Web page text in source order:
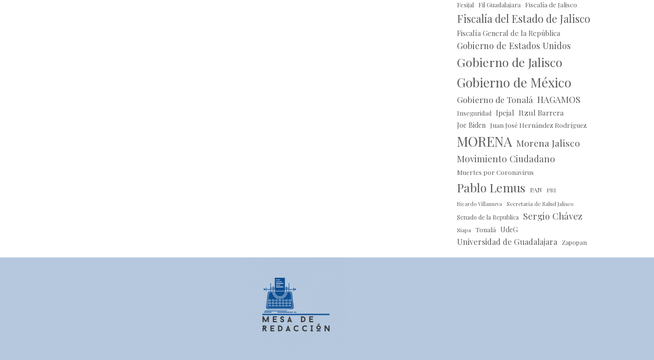
Fesijal Fil Guadalajara Fiscalía de Jalisco
Fiscalía del Estado de Jalisco
Fiscalía General de la República
Gobierno de Estados Unidos
Gobierno de Jalisco
Gobierno de México
Gobierno de Tonalá HAGAMOS
Inseguridad Ipejal Itzul Barrera
Joe Biden Juan José Hernández Rodríguez
MORENA Morena Jalisco
Movimiento Ciudadano
Muertes por Coronavirus
Pablo Lemus PAN PRI
Ricardo Villanueva Secretaría de Salud Jalisco
Senado de la Republica Sergio Chávez
Siapa Tonalá UdeG
Universidad de Guadalajara Zapopan